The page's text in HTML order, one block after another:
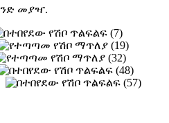
መያዣ.